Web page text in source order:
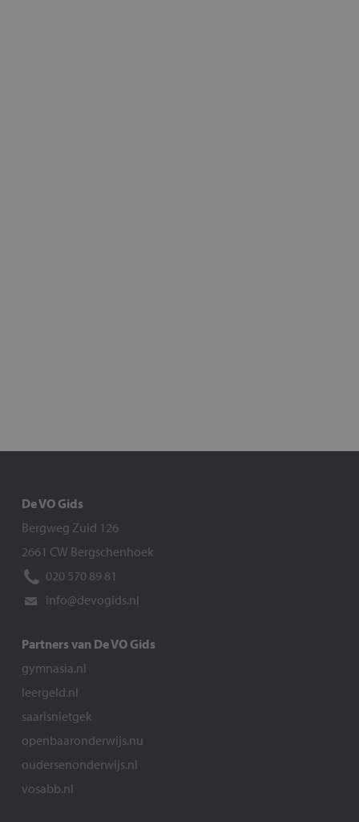
De VO Gids
Bergweg Zuid 126
2661 CW Bergschenhoek
020 570 89 81
info@devogids.nl
Partners van De VO Gids
gymnasia.nl
leergeld.nl
saarisnietgek
openbaaronderwijs.nu
oudersenonderwijs.nl
vosabb.nl